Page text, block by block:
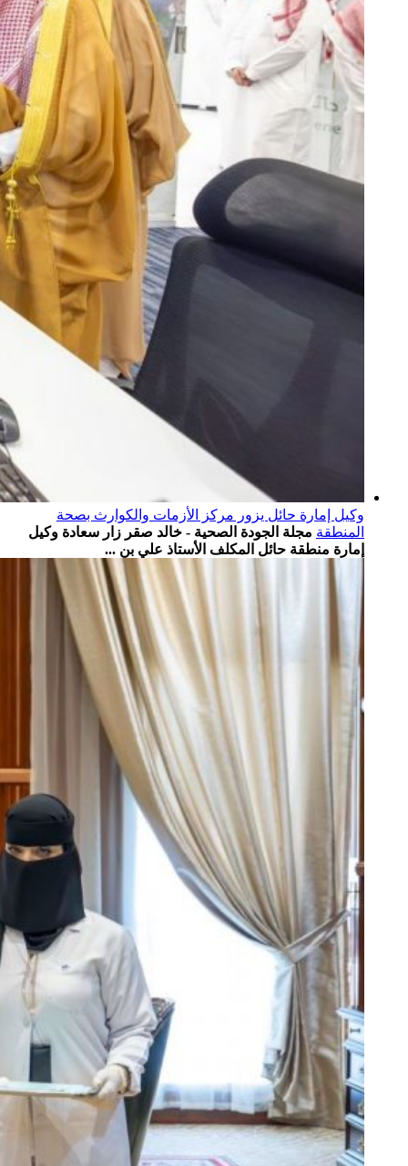
وكيل إمارة حائل يزور مركز الأزمات والكوارث بصحة
المنطقة مجلة الجودة الصحية - خالد صقر زار سعادة وكيل
إمارة منطقة حائل المكلف الأستاذ علي بن ...